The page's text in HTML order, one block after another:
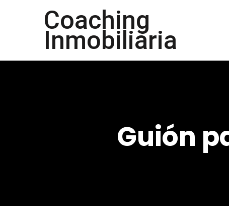
Coaching
Inmobiliaria
Guión